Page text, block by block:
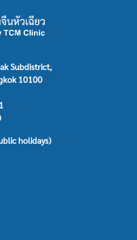
Subdistrict,
10100
holidays)